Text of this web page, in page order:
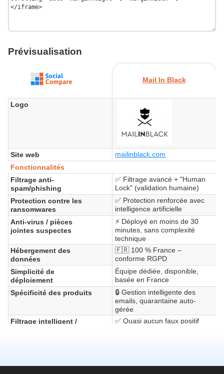
Prévisualisation